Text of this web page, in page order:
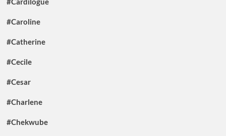
#Caroline
#Catherine
#Cecile
#Cesar
#Charlene
#Chekwube